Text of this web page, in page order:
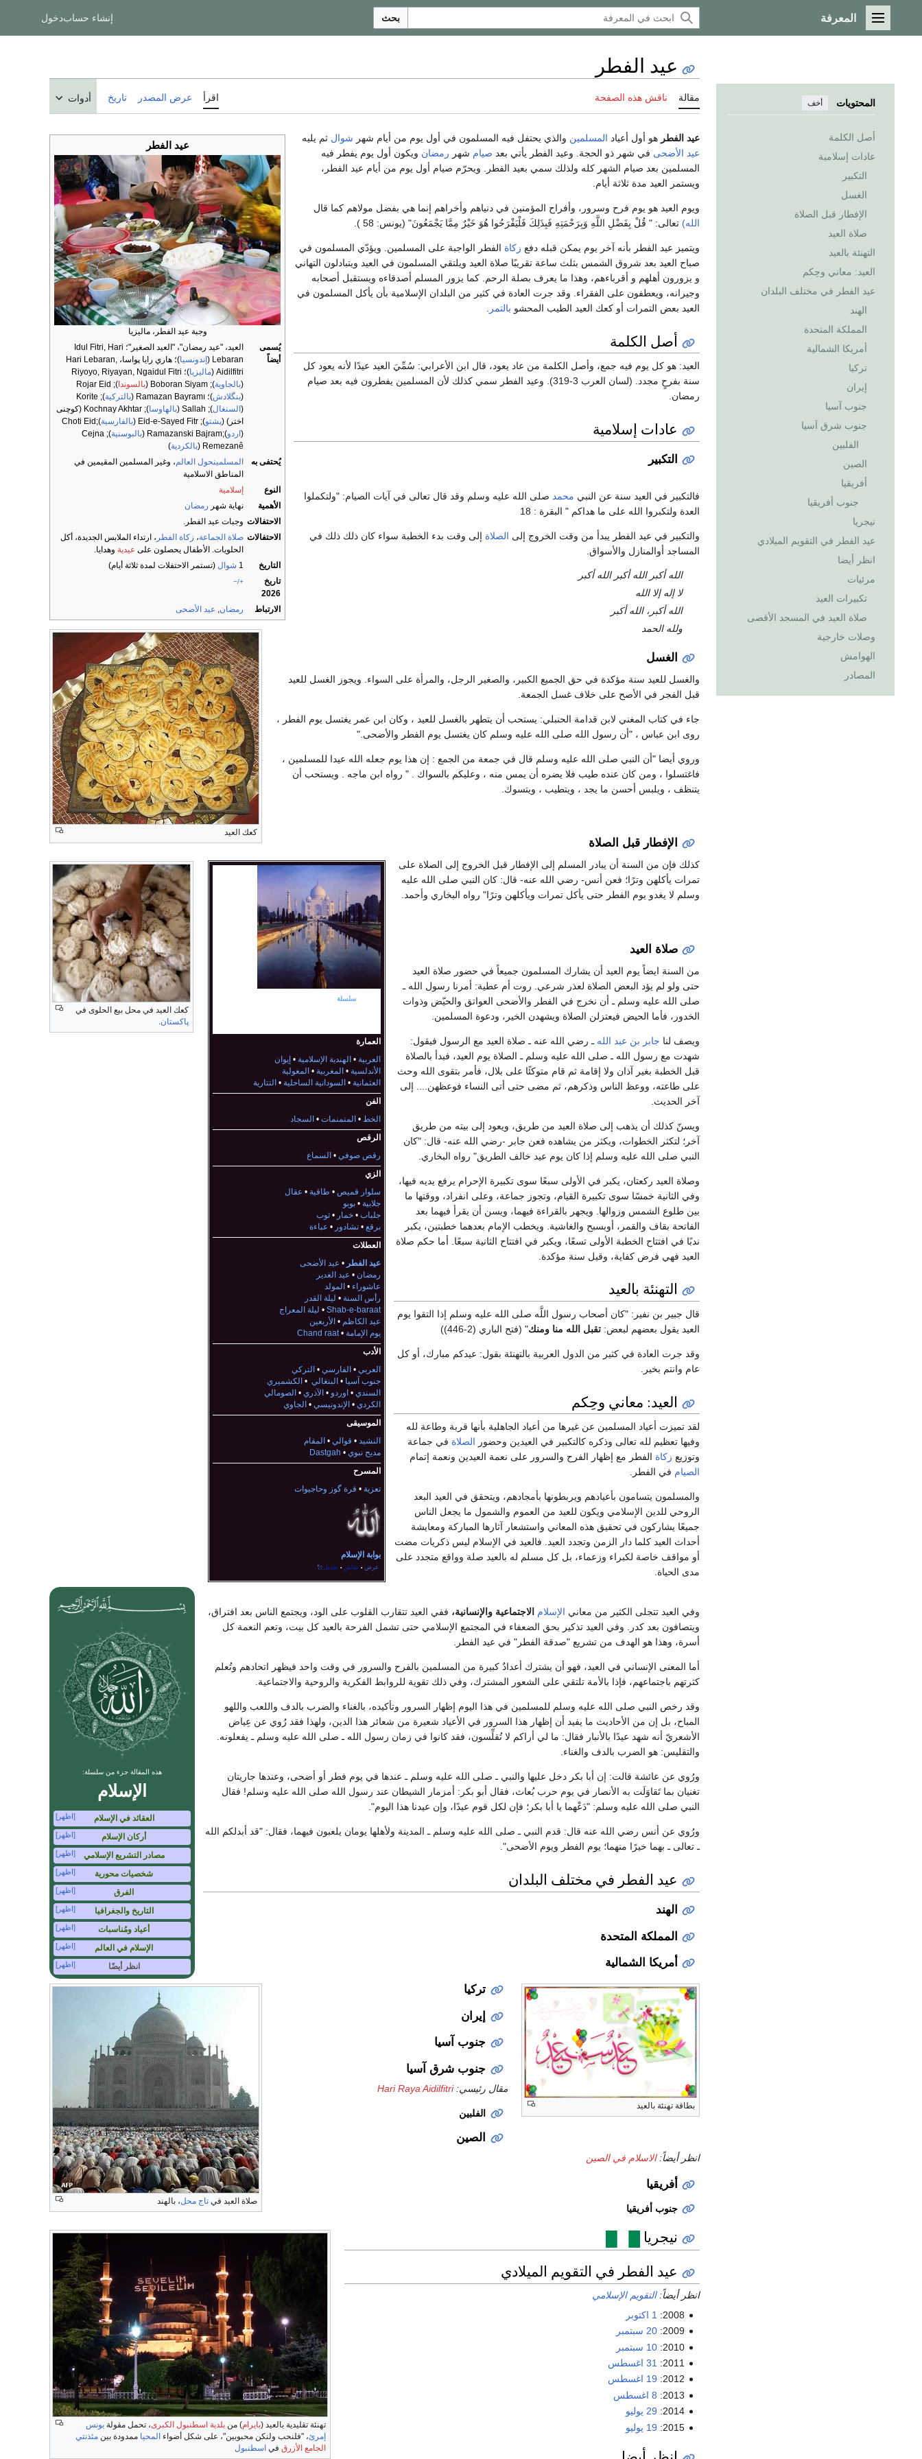
القائمة الرئيسية
المعرفة بحث إنشاء حسابدخول
المحتويات أخف
أصل الكلمة
عادات إسلامية
التكبير
الغسل
الإفطار قبل الصلاة
صلاة العيد
التهنئة بالعيد
العيد: معاني وحِكم
عيد الفطر في مختلف البلدان
الهند
المملكة المتحدة
أمريكا الشمالية
تركيا
إيران
جنوب آسيا
جنوب شرق آسيا
الفلبين
الصين
أفريقيا
جنوب أفريقيا
نيجريا
عيد الفطر في التقويم الميلادي
انظر أيضا
مرئيات
تكبيرات العيد
صلاة العيد في المسجد الأقصى
وصلات خارجية
الهوامش
المصادر
عيد الفطر
مقالة ناقش هذه الصفحة اقرأ عرض المصدر تاريخ أدوات
عيد الفطر
وجبة عيد الفطر، ماليزيا
يُسمى
أيضاً
العيد، "عيد رمضان"، "العيد الصغير"؛ Idul Fitri, Hari
Lebaran (
إندونسيا
)؛ هاري رايا پواسا، Hari Lebaran,
Aidilfitri ( ماليزيا
)؛ Riyoyo, Riyayan, Ngaidul Fitri
(بالجاوية); Boboran Siyam ( بالسوندا
); Rojar Eid
(بنگلادش)؛ Ramazan Bayramı ( بالتركية
); Korite
( السنغال); Sallah ( بالهاوسا
); Kochnay Akhtar (کوچنی
اختر) (پشتو); Eid-e-Sayed Fitr ( بالفارسية
);Choti Eid
( اردو);Ramazanski Bajram ( بالبوسنية
); Cejna
Remezanê (
بالكردية)
يُحتفى به
المسلمينحول العالم، وغير المسلمين المقيمين في
المناطق الاسلامية
النوع
إسلامية
الأهمية
نهاية شهر رمضان
الاحتفالات وجبات عيد الفطر.
الاحتفالات صلاة الجماعة، زكاة الفطر ، ارتداء الملابس الجديدة، أكل
الحلويات. الأطفال يحصلون على عيدية وهدايا.
التاريخ
1 شوال (تستمر الاحتفلات لمدة ثلاثة أيام)
تاريخ
2026
+/−
الارتباط رمضان, عيد الأضحى
كعك العيد
عيد الفطر هو أول أعياد المسلمين والذي يحتفل فيه المسلمون في أول يوم من أيام شهر شوال ثم يليه
عيد الأضحى في شهر ذو الحجة. وعيد الفطر يأتي بعد صيام شهر رمضان ويكون أول يوم يفطر فيه
المسلمين بعد صيام الشهر كله ولذلك سمي بعيد الفطر. ويحرّم صيام أول يوم من أيام عيد الفطر،
ويستمر العيد مدة ثلاثة أيام.
ويوم العيد هو يوم فرح وسرور، وأفراح المؤمنين في دنياهم وأخراهم إنما هي بفضل مولاهم كما قال
الله) تعالى: " قُلْ بِفَضْلِ اللَّهِ وَبِرَحْمَتِهِ فَبِذَلِكَ فَلْيَفْرَحُوا هُوَ خَيْرٌ مِمَّا يَجْمَعُونَ" (يونس: 58 ).
ويتميز عيد الفطر بأنه آخر يوم يمكن قبله دفع زكاة الفطر الواجبة على المسلمين. ويؤدّي المسلمون في
صباح العيد بعد شروق الشمس بثلث ساعة تقريبًا صلاة العيد ويلتقي المسلمون في العيد ويتبادلون التهاني
و يزورون أهلهم و أقرباءهم، وهذا ما يعرف بصلة الرحم. كما يزور المسلم أصدقاءه ويستقبل أصحابه
وجيرانه، ويعطفون على الفقراء. وقد جرت العادة في كثير من البلدان الإسلامية بأن يأكل المسلمون في
العيد بعض التمرات أو كعك العيد الطيب المحشو بالتمر
أصل الكلمة
كعك العيد في محل بيع الحلوى في
پاكستان
العيد: هو كل يوم فيه جمع، وأصل الكلمة من عاد يعود، قال ابن الأعرابي: سُمِّيَ العيد عيدًا لأنه يعود كل
سنة بفرحٍ مجدد. (لسان العرب 3-319). وعيد الفطر سمي كذلك لأن المسلمين يفطرون فيه بعد صيام
رمضان.
عادات إسلامية
التكبير
جزء منسلسلة
العمارة
العربية • الهندية الإسلامية • إيوان
الأندلسية • المغربية • المغولية
العثمانية • السودانية الساحلية • التتارية
الفن
الخط • المنمنمات • السجاد
الرقص
رقص صوفي • السماع
الزي
سلوار قميص • طاقية • عقال
جلابية •بوبو
جلباب •خمار •ثوب
برقع •تشادور • عباءة
العطلات
عيد الفطر • عيد الأضحى
رمضان • عيد الغدير
عاشوراء • المولد
رأس السنة • ليلة القدر
Shab-e-baraat
• ليلة المعراج
عيد الكاظم • الأربعين
يوم الإمامة •
Chand raat
الأدب
العربي • الفارسي • التركي
جنوب آسيا • البنغالي • الكشميري
السندي • اوردو • الآذري • الصومالي
الكردي • الإندونيسي • الجاوي
الموسيقى
النشيد • قوالي • المقام
مديح نبوي •
Dastgah
المسرح
تعزية • قرة گوز وحاجيوات
بوابة الإسلام
عرض • نقاش • تعديل
فالتكبير في العيد سنة عن النبي محمد صلى الله عليه وسلم وقد قال تعالى في آيات الصيام: "‏ولتكملوا
العدة ولتكبروا الله على ما هداكم "‏ البقرة :‏ ‏18
والتكبير في عيد الفطر يبدأ من وقت الخروج إلى الصلاة إلى وقت بدء الخطبة سواء كان ذلك ذلك في
المساجد أوالمنازل والأسواق.
الله أكبر الله أكبر الله أكبر
لا إله إلا الله
الله أكبر، الله أكبر
ولله الحمد
الغسل
والغسل للعيد سنة مؤكدة في حق الجميع الكبير، والصغير الرجل، والمرأة على السواء. ويجوز الغسل للعيد
قبل الفجر في الأصح على خلاف غسل الجمعة.
جاء في كتاب المغني لابن قدامة الحنبلي: يستحب أن يتطهر بالغسل للعيد ، وكان ابن عمر يغتسل يوم الفطر ،
روى ابن عباس ، "أن رسول الله صلى الله عليه وسلم كان يغتسل يوم الفطر والأضحى."
وروي أيضا "أن النبي صلى الله عليه وسلم قال في جمعة من الجمع : إن هذا يوم جعله الله عيدا للمسلمين ،
فاغتسلوا ، ومن كان عنده طيب فلا يضره أن يمس منه ، وعليكم بالسواك . " رواه ابن ماجه . ويستحب أن
يتنظف ، ويلبس أحسن ما يجد ، ويتطيب ، ويتسوك.
الإفطار قبل الصلاة
هذه المقالة جزء من سلسلة:
الإسلام
العقائد في الإسلام [اظهر]
أركان الإسلام [اظهر]
مصادر التشريع الإسلامي [اظهر]
شخصيات محورية [اظهر]
الفرق [اظهر]
التاريخ والجغرافيا [اظهر]
أعياد ومُناسبات [اظهر]
الإسلام في العالم [اظهر]
انظر أيضًا [اظهر]
كذلك فإن من السنة أن يبادر المسلم إلى الإفطار قبل الخروج إلى الصلاة على
تمرات يأكلهن وترًا؛ فعن أنس- رضي الله عنه- قال: كان النبي صلى الله عليه
وسلم لا يغدو يوم الفطر حتى يأكل تمرات ويأكلهن وترًا" رواه البخاري وأحمد.
صلاة العيد
صلاة العيد في تاج محل، بالهند
من السنة ايضاً يوم العيد أن يشارك المسلمون جميعاً في حضور صلاة العيد
حتى ولو لم يؤد البعض الصلاة لعذر شرعي. روت أم عطية: أمرنا رسول الله ـ
صلى الله عليه وسلم ـ أن نخرج في الفطر والأضحى العواتق والحيّض وذوات
الخدور، فأما الحيض فيعتزلن الصلاة ويشهدن الخير، ودعوة المسلمين.
ويصف لنا جابر بن عبد الله ـ رضي الله عنه ـ صلاة العيد مع الرسول فيقول:
شهدت مع رسول الله ـ صلى الله عليه وسلم ـ الصلاة يوم العيد، فبدأ بالصلاة
قبل الخطبة بغير آذان ولا إقامة ثم قام متوكئًا على بلال، فأمر بتقوى الله وحث
على طاعته، ووعظ الناس وذكرهم، ثم مضى حتى أتى النساء فوعظهن.... إلى
آخر الحديث.
ويسنّ كذلك أن يذهب إلى صلاة العيد من طريق، ويعود إلى بيته من طريق
آخر؛ لتكثر الخطوات، ويكثر من يشاهده فعن جابر -رضي الله عنه- قال: "كان
النبي صلى الله عليه وسلم إذا كان يوم عيد خالف الطريق" رواه البخاري.
وصلاة العيد ركعتان، يكبر في الأولى سبعًا سوى تكبيرة الإحرام يرفع يديه فيها،
وفي الثانية خمسًا سوى تكبيرة القيام، وتجوز جماعة، وعلى انفراد، ووقتها ما
بين طلوع الشمس وزوالها. ويجهر بالقراءة فيهما، ويسن أن يقرأ فيهما بعد
الفاتحة بقاف والقمر، أوبسبح والغاشية. ويخطب الإمام بعدهما خطبتين، يكبر
ندبًا في افتتاح الخطبة الأولى تسعًا، ويكبر في افتتاح الثانية سبعًا. أما حكم صلاة
العيد فهي فرض كفاية، وقيل سنة مؤكدة.
التهنئة بالعيد
قال جبير بن نفير: "كان أصحاب رسول اللَّه صلى الله عليه وسلم إذا التقوا يوم
العيد يقول بعضهم لبعض: تقبل الله منا ومنك" (فتح الباري (2-446))
وقد جرت العادة في كثير من الدول العربية بالتهنئة بقول: عيدكم مبارك، أو كل
عام وانتم بخير.
العيد: معاني وحِكم
بطاقة تهنئة بالعيد
لقد تميزت أعياد المسلمين عن غيرها من أعياد الجاهلية بأنها قربة وطاعة لله
وفيها تعظيم لله تعالى وذكره كالتكبير في العيدين وحضور الصلاة في جماعة
وتوزيع زكاة الفطر مع إظهار الفرح والسرور على نعمة العيدين ونعمة إتمام
الصيام في الفطر.
والمسلمون يتسامون بأعيادهم ويربطونها بأمجادهم، ويتحقق في العيد البعد
الروحي للدين الإسلامي ويكون للعيد من العموم والشمول ما يجعل الناس
جميعًا يشاركون في تحقيق هذه المعاني واستشعار آثارها المباركة ومعايشة
أحداث العيد كلما دار الزمن وتجدد العيد. فالعيد في الإسلام ليس ذكريات مضت
أو مواقف خاصة لكبراء وزعماء، بل كل مسلم له بالعيد صلة وواقع متجدد على
مدى الحياة.
وفي العيد تتجلى الكثير من معاني الإسلام الاجتماعية والإنسانية، ففي العيد تتقارب القلوب على الود، ويجتمع الناس بعد افتراق،
ويتصافون بعد كدر. وفي العيد تذكير بحق الضعفاء في المجتمع الإسلامي حتى تشمل الفرحة بالعيد كل بيت، وتعم النعمة كل
أسرة، وهذا هو الهدف من تشريع "صدقة الفطر" في عيد الفطر.
أما المعنى الإنساني في العيد، فهو أن يشترك أعدادٌ كبيرة من المسلمين بالفرح والسرور في وقت واحد فيظهر اتحادهم وتُعلم
كثرتهم باجتماعهم، فإذا بالأمة تلتقي على الشعور المشترك، وفي ذلك تقوية للروابط الفكرية والروحية والاجتماعية.
وقد رخص النبي صلى الله عليه وسلم للمسلمين في هذا اليوم إظهار السرور وتأكيده، بالغناء والضرب بالدف واللعب واللهو
المباح، بل إن من الأحاديث ما يفيد أن إظهار هذا السرور في الأعياد شعيرة من شعائر هذا الدين، ولهذا فقد رُوي عن عِياض
الأشعريّ أنه شهد عيدًا بالأنبار فقال: ما لي أراكم لا تُقلِّسون، فقد كانوا في زمان رسول الله ـ صلى الله عليه وسلم ـ يفعلونه.
والتقليس: هو الضرب بالدف والغناء.
ورُوي عن عائشة قالت: إن أبا بكر دخل عليها والنبي ـ صلى الله عليه وسلم ـ عندها في يوم فطر أو أضحى، وعندها جاريتان
تغنيان بما تَقاوَلَت به الأنصار في يوم حرب بُعاث، فقال أبو بكر: أمزمار الشيطان عند رسول الله صلى الله عليه وسلم! فقال
النبي صلى الله عليه وسلم: "دَعْهما يا أبا بكر؛ فإن لكل قوم عيدًا، وإن عيدنا هذا اليوم".
ورُوي عن أنس رضي الله عنه قال: قدم النبي ـ صلى الله عليه وسلم ـ المدينة ولأهلها يومان يلعبون فيهما، فقال: "قد أبدلكم الله
ـ تعالى ـ بهما خيرًا منهما؛ يوم الفطر ويوم الأضحى".
عيد الفطر في مختلف البلدان
الهند
المملكة المتحدة
أمريكا الشمالية
تركيا
تهنئة تقليدية بالعيد (بايرام) من بلدية اسطنبول الكبرى، تحمل مقولة يونس
إمرئ، "فلنحب ولنكن محبوبين"، على شكل أضواء المحيا ممدودة بين مئذنتي
الجامع الأزرق في اسطنبول
إيران
جنوب آسيا
جنوب شرق آسيا
مقال رئيسي:Hari Raya Aidilfitri
الفلبين
الصين
انظر أيضاً:الاسلام في الصين
أفريقيا
جنوب أفريقيا
نيجريا
عيد الفطر في التقويم الميلادي
انظر أيضاً:التقويم الإسلامي
2008:
1 اكتوبر
2009: 20 سبتمبر
2010: 10 سبتمبر
2011:
31 اغسطس
2012: 19 اغسطس
2013:
8 اغسطس
2014: 29 يوليو
2015:
19 يوليو